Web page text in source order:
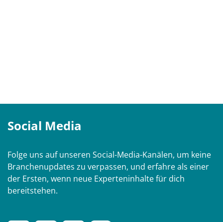
Social Media
Folge uns auf unseren Social-Media-Kanälen, um keine
Branchenupdates zu verpassen, und erfahre als einer
der Ersten, wenn neue Experteninhalte für dich
bereitstehen.